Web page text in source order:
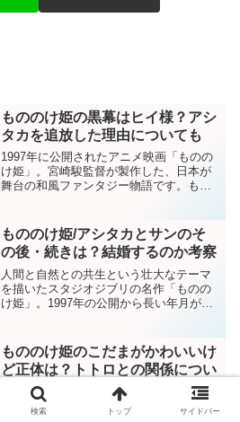
もののけ姫の黒幕はヒイ様？アシ
タカを追放した理由についても
1997年に公開されたアニメ映画「ものの
け姫」。宮崎駿監督が製作した、日本が
舞台の和風ファンタジー物語です。もの
村のまとめ役である「ヒィ様」。物語を
見た視聴者からは、「...
もののけ姫/アシタカとサンのそ
の後・続きは？結婚するのか考察
人間と自然との共生という壮大なテーマ
を描いたスタジオジブリの名作「ものの
け姫」。1997年の公開から長い年月が経
最後に残された曖昧な余韻です。アシタ
カとサンは強い絆を結...
もののけ姫のこだまがかわいいけ
ど正体は？トトロとの関係につい
1997年に公開されたアニメ映画「ものの
検索 トップ サイドバー